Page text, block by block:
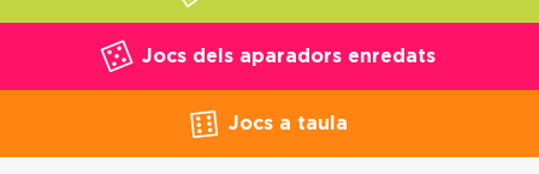
Jocs dels aparadors enredats
Jocs a taula